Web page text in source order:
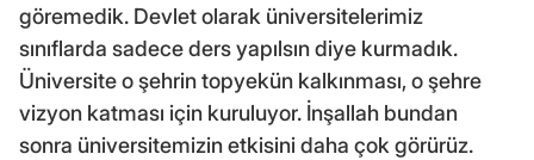
göremedik. Devlet olarak üniversitelerimiz
sınıflarda sadece ders yapılsın diye kurmadık.
Üniversite o şehrin topyekün kalkınması, o şehre
vizyon katması için kuruluyor. İnşallah bundan
sonra üniversitemizin etkisini daha çok görürüz.